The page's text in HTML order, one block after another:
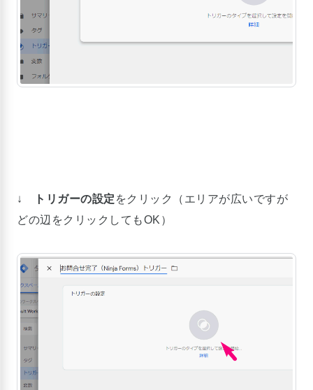
↓ トリガーの設定 をクリック（エリアが広いですが
どの辺をクリックしてもOK）